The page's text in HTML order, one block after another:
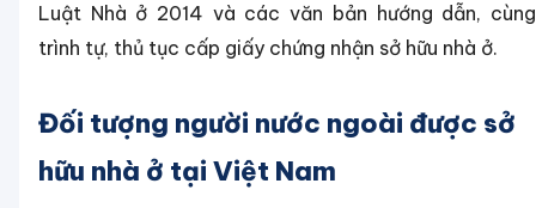
Luật Nhà ở 2014 và các văn bản hướng dẫn, cùng
trình tự, thủ tục cấp giấy chứng nhận sở hữu nhà ở.
Đối tượng người nước ngoài được sở
hữu nhà ở tại Việt Nam